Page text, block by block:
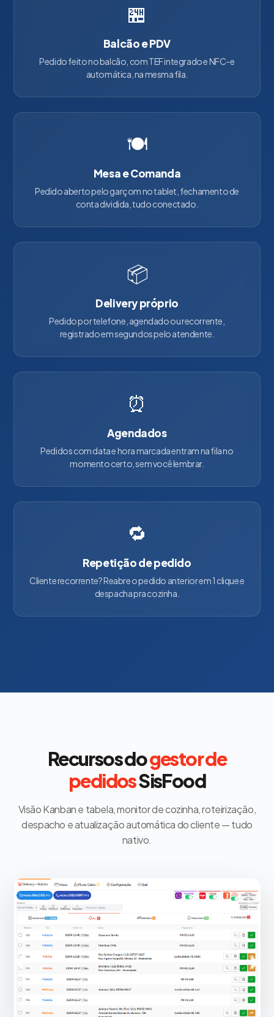
🏪
Balcão e PDV
Pedido feito no balcão, com TEF integrado e NFC-e
automática, na mesma fila.
🍽️
Mesa e Comanda
Pedido aberto pelo garçom no tablet, fechamento de
conta dividida, tudo conectado.
📦
Delivery próprio
Pedido por telefone, agendado ou recorrente,
registrado em segundos pelo atendente.
⏰
Agendados
Pedidos com data e hora marcada entram na fila no
momento certo, sem você lembrar.
🔁
Repetição de pedido
Cliente recorrente? Reabre o pedido anterior em 1 clique e
despacha pra cozinha.
Recursos dogestor de
pedidosSisFood
Visão Kanban e tabela, monitor de cozinha, roteirização,
despacho e atualização automática do cliente — tudo
nativo.
Anterior